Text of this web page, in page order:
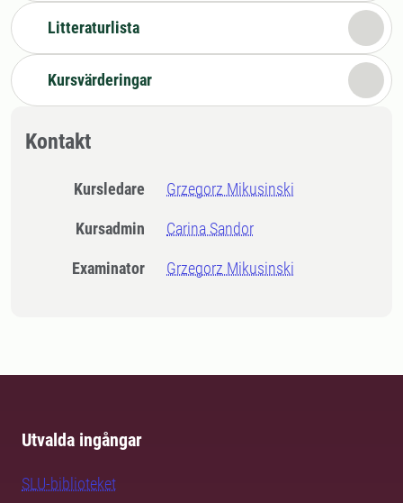
Litteraturlista
Kursvärderingar
Kontakt
Kursledare Grzegorz Mikusinski
Kursadmin Carina Sandor
Examinator Grzegorz Mikusinski
Utvalda ingångar
SLU-biblioteket